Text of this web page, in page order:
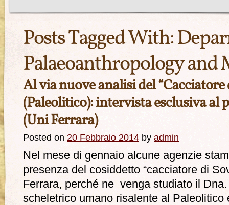
Posts Tagged With:
Palaeoanthropology and
Al via nuove analisi del
(Paleolitico): intervista esclusiva al
(Uni Ferrara)
Posted on 20 Febbraio 2014 by admin
Nel mese di gennaio alcune agenzie
presenza del cosiddetto “cacciatore di
Ferrara, perché ne venga studiato il
scheletrico umano risalente al Paleolitico